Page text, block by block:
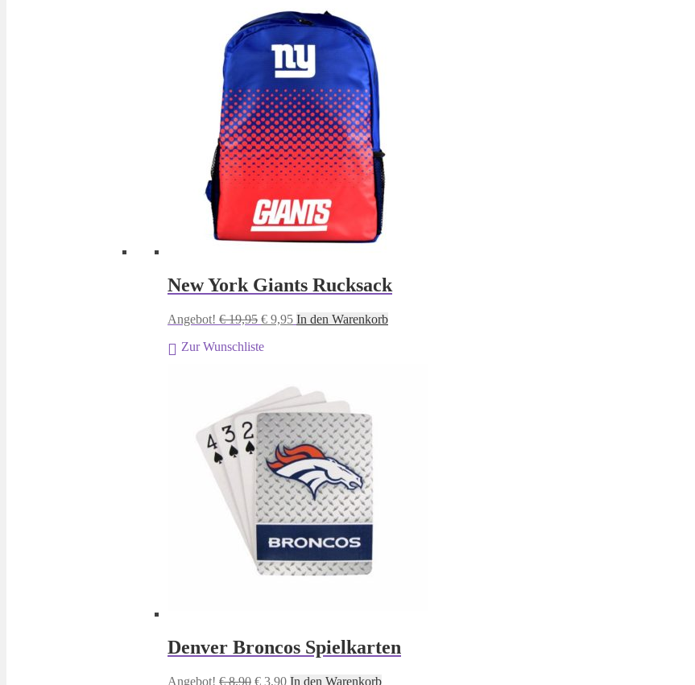
New York Giants Rucksack
Angebot! €19,95 Ursprünglicher
war:
€ 9,95Aktueller
In den Warenkorb
Zur Wunschliste
Denver Broncos Spielkarten
Angebot! €8,90 Ursprünglicher
€ 3,90Aktueller
In den Warenkorb